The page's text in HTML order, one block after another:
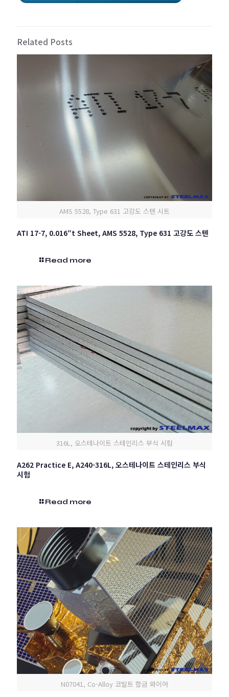
Related Posts
AMS 5528, Type 631 고강도 스텐 시트
ATI 17-7, 0.016″t Sheet, AMS 5528, Type 631 고강도 스텐
Read more
316L, 오스테나이트 스테인리스 부식 시험
A262 Practice E, A240-316L, 오스테나이트 스테인리스 부식
시험
Read more
N07041, Co-Alloy 코발트 합금 와이어